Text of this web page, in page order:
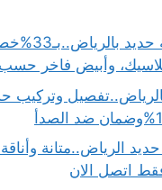
جلسات خارجية
وأبيض فاخر
الرياض..متانة وأناقة